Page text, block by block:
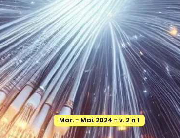
Mar. - Mai. 2024 - v. 2 n 1